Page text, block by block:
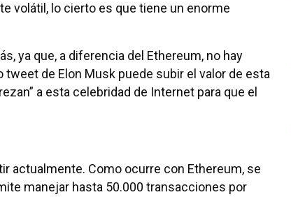
volátil, lo cierto es que tiene un enorme
ya que, a diferencia del Ethereum, no hay
de Elon Musk puede subir el valor de esta
a esta celebridad de Internet para que el
actualmente. Como ocurre con Ethereum, se
manejar hasta 50.000 transacciones por